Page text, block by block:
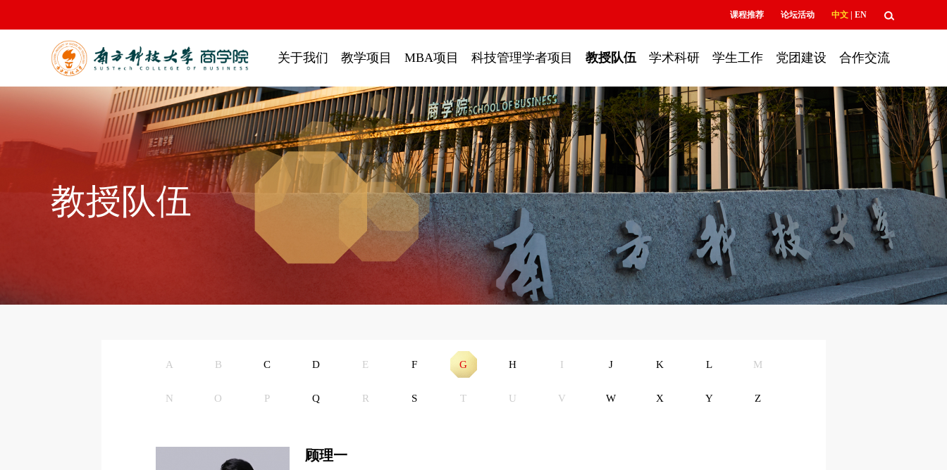
课程推荐 论坛活动 中文 EN
关于我们 教学项目 MBA项目 科技管理学者项目 教授队伍 学术科研 学生工作 党团建设 合作交流
教授队伍
A B C D E F G H I J K L M
N O P Q R S T U V W X Y Z
顾理一